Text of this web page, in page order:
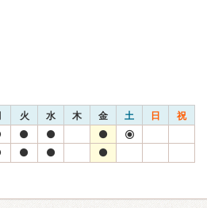
火 水 木 金 土 日 祝